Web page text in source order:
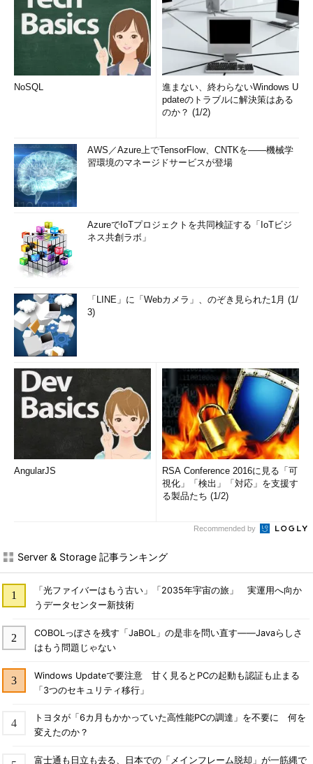
NoSQL
進まない、終わらないWindows U
pdateのトラブルに解決策はある
のか？ (1/2)
AWS／Azure上でTensorFlow、CNTKを――機械学
習環境のマネージドサービスが登場
AzureでIoTプロジェクトを共同検証する「IoTビジ
ネス共創ラボ」
「LINE」に「Webカメラ」、のぞき見られた1月 (1/
3)
AngularJS
RSA Conference 2016に見る「可
視化」「検出」「対応」を支援す
る製品たち (1/2)
Recommended by
Server & Storage 記事ランキング
「光ファイバーはもう古い」「2035年宇宙の旅」 実運用へ向か
うデータセンター新技術
COBOLっぽさを残す「JaBOL」の是非を問い直す――Javaらしさ
はもう問題じゃない
Windows Updateで要注意 甘く見るとPCの起動も認証も止まる
「3つのセキュリティ移行」
トヨタが「6カ月もかかっていた高性能PCの調達」を不要に 何を
変えたのか？
富士通も日立も去る、日本での「メインフレーム脱却」が一筋縄で